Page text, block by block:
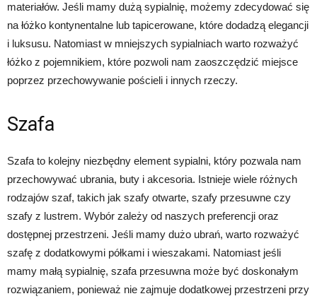
materiałów. Jeśli mamy dużą sypialnię, możemy zdecydować się
na łóżko kontynentalne lub tapicerowane, które dodadzą elegancji
i luksusu. Natomiast w mniejszych sypialniach warto rozważyć
łóżko z pojemnikiem, które pozwoli nam zaoszczędzić miejsce
poprzez przechowywanie pościeli i innych rzeczy.
Szafa
Szafa to kolejny niezbędny element sypialni, który pozwala nam
przechowywać ubrania, buty i akcesoria. Istnieje wiele różnych
rodzajów szaf, takich jak szafy otwarte, szafy przesuwne czy
szafy z lustrem. Wybór zależy od naszych preferencji oraz
dostępnej przestrzeni. Jeśli mamy dużo ubrań, warto rozważyć
szafę z dodatkowymi półkami i wieszakami. Natomiast jeśli
mamy małą sypialnię, szafa przesuwna może być doskonałym
rozwiązaniem, ponieważ nie zajmuje dodatkowej przestrzeni przy